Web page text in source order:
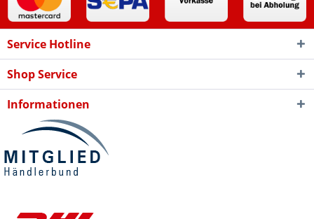
Service Hotline
Shop Service
Informationen